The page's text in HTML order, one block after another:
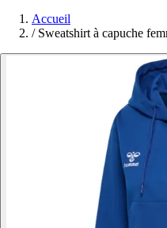
Accueil
/ Sweatshirt à capuche